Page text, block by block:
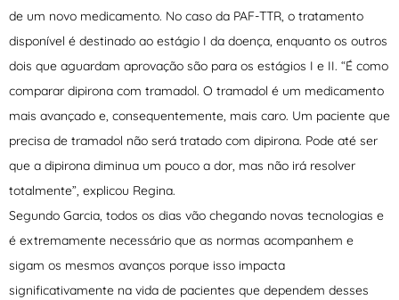
de um novo medicamento. No caso da PAF-TTR, o tratamento
disponível é destinado ao estágio I da doença, enquanto os outros
dois que aguardam aprovação são para os estágios I e II. “É como
comparar dipirona com tramadol. O tramadol é um medicamento
mais avançado e, consequentemente, mais caro. Um paciente que
precisa de tramadol não será tratado com dipirona. Pode até ser
que a dipirona diminua um pouco a dor, mas não irá resolver
totalmente”, explicou Regina.
Segundo Garcia, todos os dias vão chegando novas tecnologias e
é extremamente necessário que as normas acompanhem e
sigam os mesmos avanços porque isso impacta
significativamente na vida de pacientes que dependem desses